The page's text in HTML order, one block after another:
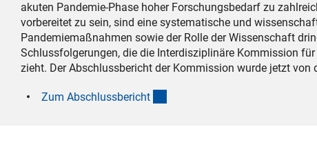
akuten Pandemie-Phase hoher Forschungsbedarf zu
vorbereitet zu sein, sind eine systematische und
Pandemiemaßnahmen sowie der Rolle der Wissenschaft
Schlussfolgerungen, die die Interdisziplinäre Kommission
zieht. Der Abschlussbericht der Kommission wurde jetzt von
Zum Abschlussbericht